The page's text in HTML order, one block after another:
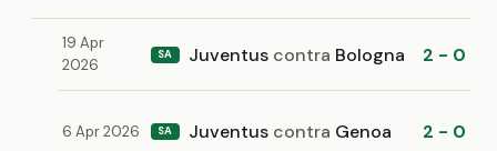
19 Apr
2026
SA Juventus contra Bologna 2 - 0
6 Apr 2026 SA Juventus contra Genoa 2 - 0